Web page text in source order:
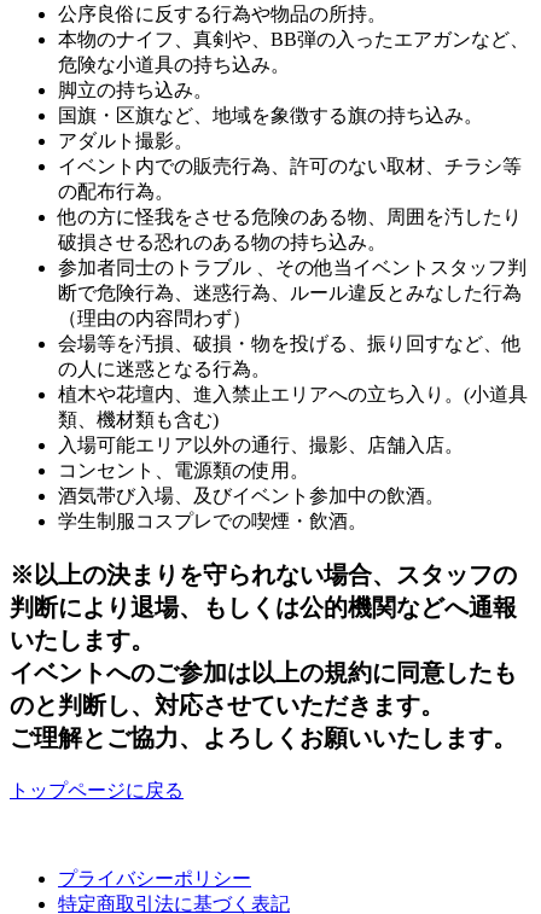
公序良俗に反する行為や物品の所持。
本物のナイフ、真剣や、BB弾の入ったエアガンなど、
危険な小道具の持ち込み。
脚立の持ち込み。
国旗・区旗など、地域を象徴する旗の持ち込み。
アダルト撮影。
イベント内での販売行為、許可のない取材、チラシ等
の配布行為。
他の方に怪我をさせる危険のある物、周囲を汚したり
破損させる恐れのある物の持ち込み。
参加者同士のトラブル 、その他当イベントスタッフ判
断で危険行為、迷惑行為、ルール違反とみなした行為
（理由の内容問わず）
会場等を汚損、破損・物を投げる、振り回すなど、他
の人に迷惑となる行為。
植木や花壇内、進入禁止エリアへの立ち入り。(小道具
類、機材類も含む)
入場可能エリア以外の通行、撮影、店舗入店。
コンセント、電源類の使用。
酒気帯び入場、及びイベント参加中の飲酒。
学生制服コスプレでの喫煙・飲酒。
※以上の決まりを守られない場合、スタッフの
判断により退場、もしくは公的機関などへ通報
いたします。
イベントへのご参加は以上の規約に同意したも
のと判断し、対応させていただきます。
ご理解とご協力、よろしくお願いいたします。
トップページに戻る
プライバシーポリシー
特定商取引法に基づく表記